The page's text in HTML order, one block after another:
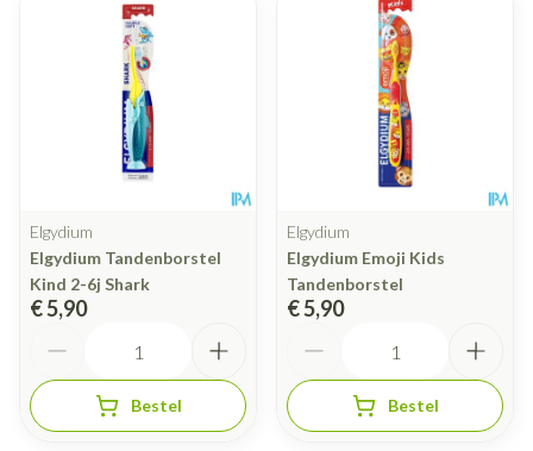
Elgydium
Elgydium Tandenborstel
Kind 2-6j Shark
€ 5,90
Bestel
Elgydium
Elgydium Emoji Kids
Tandenborstel
€ 5,90
Bestel